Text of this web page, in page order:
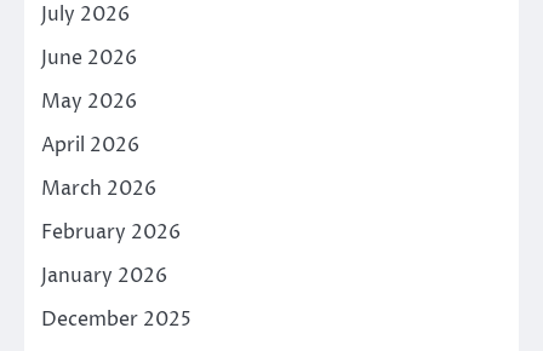
July 2026
June 2026
May 2026
April 2026
March 2026
February 2026
January 2026
December 2025